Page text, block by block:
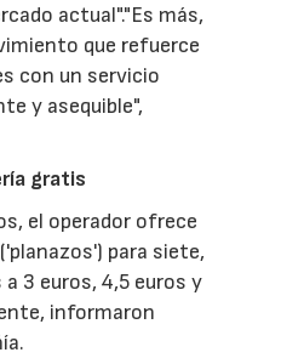
actual"."Es más,
que refuerce
con un servicio
y asequible",
gratis
el operador ofrece
para siete,
3 euros, 4,5 euros y
informaron